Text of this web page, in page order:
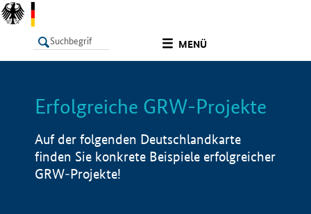
MENÜ
LISTE Info
Erfolgreiche GRW-Projekte
Auf der folgenden Deutschlandkarte
finden Sie konkrete Beispiele erfolgreicher
GRW-Projekte!